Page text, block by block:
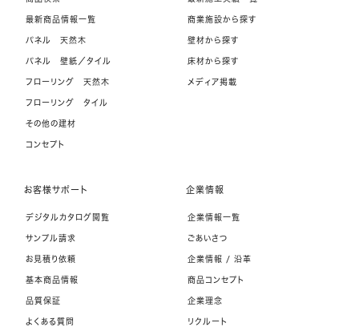
最新商品情報一覧
パネル 天然木
パネル 壁紙／タイル
フローリング 天然木
フローリング タイル
その他の建材
コンセプト
商業施設から探す
壁材から探す
床材から探す
メディア掲載
お客様サポート
デジタルカタログ閲覧
サンプル請求
お見積り依頼
基本商品情報
品質保証
よくある質問
企業情報
企業情報一覧
ごあいさつ
企業情報 / 沿革
商品コンセプト
企業理念
リクルート